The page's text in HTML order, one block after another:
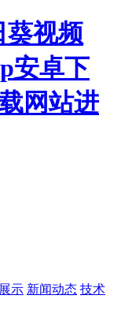
葵视频
安卓下
网站进
示 新闻动态 技术